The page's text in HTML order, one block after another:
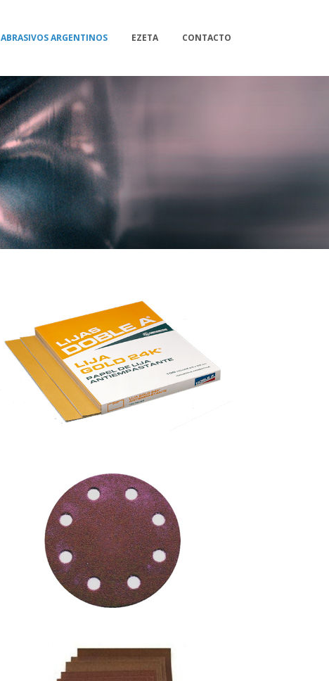
ABRASIVOS ARGENTINOS EZETA CONTACTO
HOJAS GOLD 24K
DISCOS PAPEL GA. CON 8
PERFORACIONES